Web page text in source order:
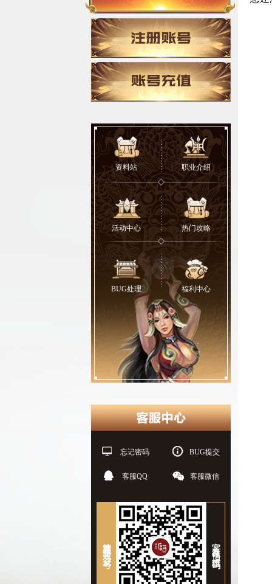
资料站 职业介绍
活动中心 热门攻略
BUG处理 福利中心
忘记密码 BUG提交
客服QQ 客服微信
糖豆游戏公众号 官方微信二维码